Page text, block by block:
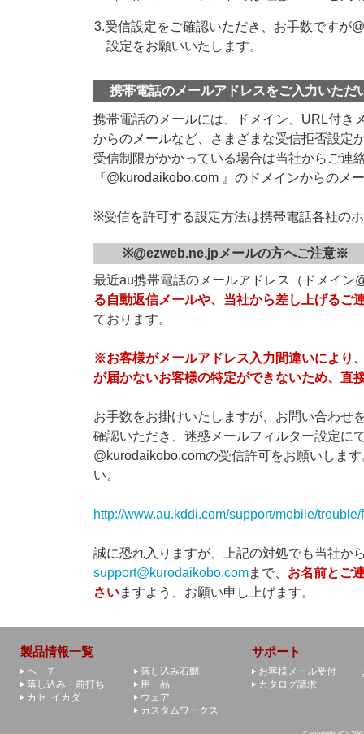
3.受信設定をご確認いただき、お手数ですが
設定をお願いいたします。
携帯電話のメールアドレスをご入力いただ
携帯電話のメールには、ドメイン、URL付き
からのメールなど、さまざまな受信拒否設定
受信制限がかかっている場合は当社からご連
『@kurodaikobo.com 』のドメインからのメ
※受信を許可する設定方法は携帯電話各社の
※@ezweb.ne.jpメールの方へご注意※
最近au携帯電話のメールアドレス（ドメイン
る自動返信メールや、当社から差し上げるご
ております。
※お客様がメールアドレス入力間違いにより
が届かないお客様の特定ができないため、直
お手数をお掛けいたしますが、お問い合わせ
確認いただき、迷惑メールフィルター設定に
@kurodaikobo.comの受信許可をお願いしま
い。
http://www.au.kddi.com/support/mobile/
誠に恐れ入りますが、上記の対処でも当社か
support@kurodaikobo.comまで、 お名前とご
さいますよう、お願い申し上げます。
製品情報一覧
ヘ チ
落し込み・前打ち
カセ･イカダ
落し込み石鯛
用 品
ウェア
カスタムワークス
サポート
お客様メール受付
カタログ請求